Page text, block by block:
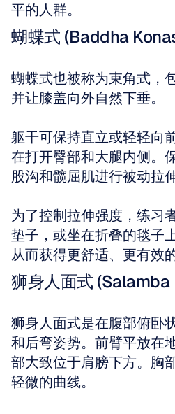
平的人群。
蝴蝶式 (Baddha
蝴蝶式也被称为束角式，
并让膝盖向外自然下垂。
躯干可保持直立或轻轻向
在打开臀部和大腿内侧。
股沟和髋屈肌进行被动拉伸
为了控制拉伸强度，练习
垫子，或坐在折叠的毯子
从而获得更舒适、更有效
狮身人面式
狮身人面式是在腹部俯卧
和后弯姿势。前臂平放在
部大致位于肩膀下方。胸
轻微的曲线。